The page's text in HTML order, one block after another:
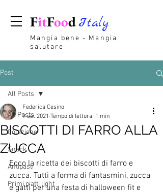
FitFoodItaly
Mangia bene - Mangia
salutare
Post
All Posts
Colazione
Snack
Antipasti
Primi piatti light
All Posts
BISCOTTI DI FARRO ALLA
ZUCCA
Federica Cesino
9 set 2021 Tempo di lettura: 1 min
Ecco la ricetta dei biscotti di farro e
zucca. Tutti a forma di fantasmini, zucca
e gatti per una festa di halloween fit e